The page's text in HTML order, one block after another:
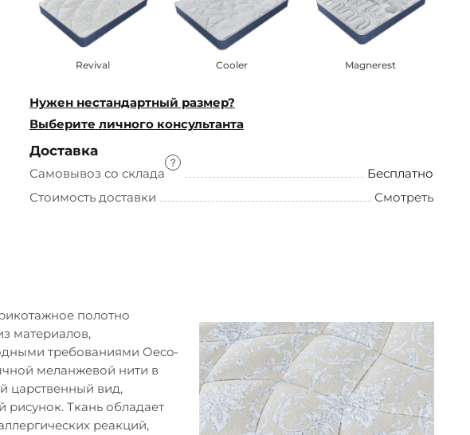
Revival Cooler Magnerest
Нужен нестандартный размер?
Выберите личного консультанта
Доставка
Самовывоз со склада
Бесплатно
Стоимость доставки
Смотреть
полотно
материалов,
требованиями Oeco-
меланжевой нити в
царственный вид,
Ткань обладает
реакций,